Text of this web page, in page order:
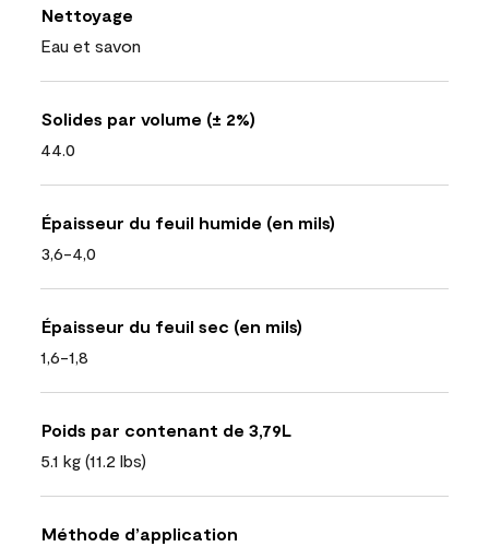
Nettoyage
Eau et savon
Solides par volume (± 2%)
44.0
Épaisseur du feuil humide (en mils)
3,6-4,0
Épaisseur du feuil sec (en mils)
1,6-1,8
Poids par contenant de 3,79L
5.1 kg (11.2 lbs)
Méthode d’application